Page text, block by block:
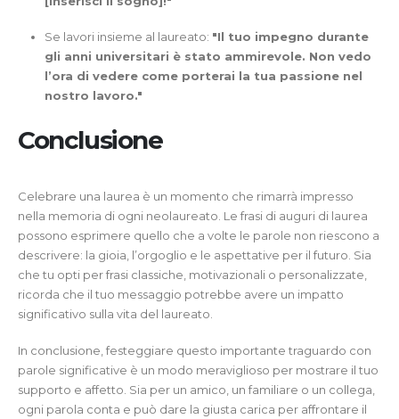
Se lavori insieme al laureato: "Il tuo impegno durante
gli anni universitari è stato ammirevole. Non vedo
l’ora di vedere come porterai la tua passione nel
nostro lavoro."
Conclusione
Celebrare una laurea è un momento che rimarrà impresso
nella memoria di ogni neolaureato. Le frasi di auguri di laurea
possono esprimere quello che a volte le parole non riescono a
descrivere: la gioia, l’orgoglio e le aspettative per il futuro. Sia
che tu opti per frasi classiche, motivazionali o personalizzate,
ricorda che il tuo messaggio potrebbe avere un impatto
significativo sulla vita del laureato.
In conclusione, festeggiare questo importante traguardo con
parole significative è un modo meraviglioso per mostrare il tuo
supporto e affetto. Sia per un amico, un familiare o un collega,
ogni parola conta e può dare la giusta carica per affrontare il